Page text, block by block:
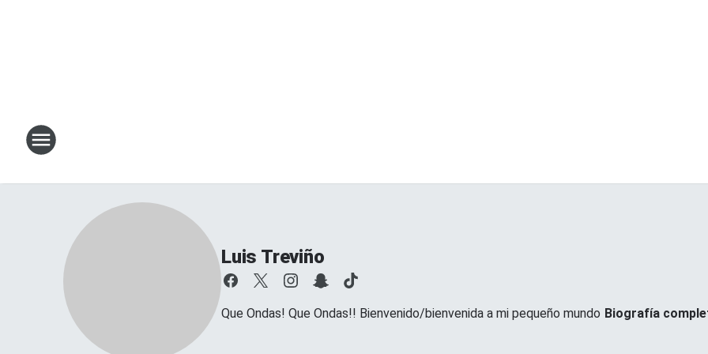
Luis Treviño
Que Ondas! Que Ondas!! Bienvenido/bienvenida a mi pequeño mundo Biografía